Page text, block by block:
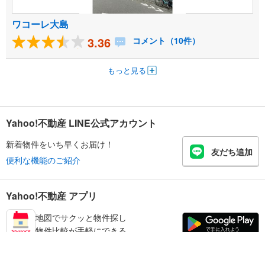
ワコーレ大島
3.36 コメント（10件）
もっと見る
Yahoo!不動産 LINE公式アカウント
新着物件をいち早くお届け！
便利な機能のご紹介
友だち追加
Yahoo!不動産 アプリ
地図でサクッと物件探し
物件比較が手軽にできる